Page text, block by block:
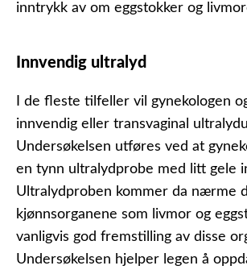
inntrykk av om eggstokker og
Innvendig ultralyd
I de fleste tilfeller vil gynekologen
innvendig eller transvaginal
Undersøkelsen utføres ved at
en tynn ultralydprobe med litt gele
Ultralydproben kommer da nærme
kjønnsorganene som livmor og
vanligvis god fremstilling av disse
Undersøkelsen hjelper legen å